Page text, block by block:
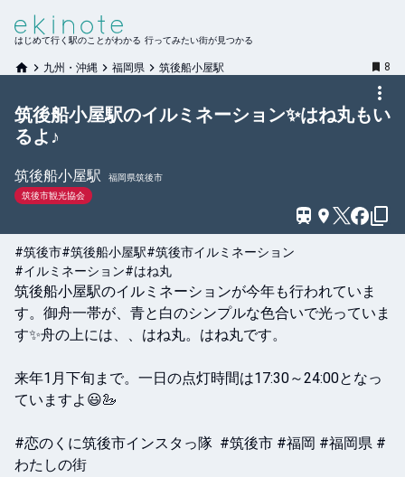
はじめて行く駅のことがわかる 行ってみたい街が見つかる
九州・沖縄 福岡県 筑後船小屋駅 8
筑後船小屋駅のイルミネーション✨️はね丸もい
るよ♪
筑後船小屋駅
福岡県筑後市
筑後市観光協会
#筑後市#筑後船小屋駅#筑後市イルミネーション
#イルミネーション#はね丸
筑後船小屋駅のイルミネーションが今年も行われていま
す。御舟一帯が、青と白のシンプルな色合いで光っていま
す✨舟の上には、、はね丸。はね丸です。
来年1月下旬まで。一日の点灯時間は17:30～24:00となっ
ていますよ😃🦢
#恋のくに筑後市インスタっ隊  #筑後市 #福岡 #福岡県 #
わたしの街